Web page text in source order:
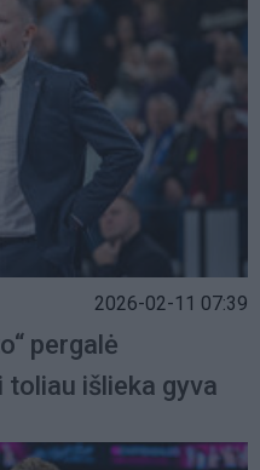
2026-02-11 07:39
pergalė
išlieka gyva